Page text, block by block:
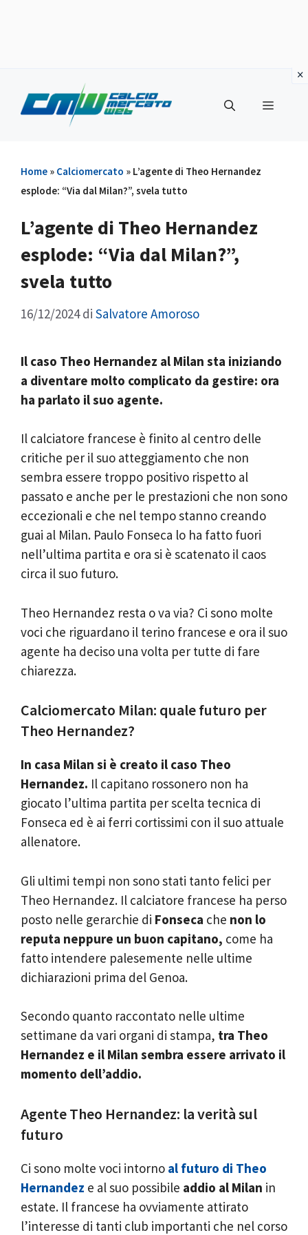
contenuto
Menu
Home » Calciomercato » L’agente di Theo Hernandez
esplode: “Via dal Milan?”, svela tutto
L’agente di Theo Hernandez
esplode: “Via dal Milan?”,
svela tutto
16/12/2024 di Salvatore Amoroso
Il caso Theo Hernandez al Milan sta iniziando
a diventare molto complicato da gestire: ora
ha parlato il suo agente.
Il calciatore francese è finito al centro delle
critiche per il suo atteggiamento che non
sembra essere troppo positivo rispetto al
passato e anche per le prestazioni che non sono
eccezionali e che nel tempo stanno creando
guai al Milan. Paulo Fonseca lo ha fatto fuori
nell’ultima partita e ora si è scatenato il caos
circa il suo futuro.
Theo Hernandez resta o va via? Ci sono molte
voci che riguardano il terino francese e ora il suo
agente ha deciso una volta per tutte di fare
chiarezza.
Calciomercato Milan: quale futuro per
Theo Hernandez?
In casa Milan si è creato il caso Theo
Hernandez. Il capitano rossonero non ha
giocato l’ultima partita per scelta tecnica di
Fonseca ed è ai ferri cortissimi con il suo attuale
allenatore.
Gli ultimi tempi non sono stati tanto felici per
Theo Hernandez. Il calciatore francese ha perso
posto nelle gerarchie di Fonseca che non lo
reputa neppure un buon capitano, come ha
fatto intendere palesemente nelle ultime
dichiarazioni prima del Genoa.
Secondo quanto raccontato nelle ultime
settimane da vari organi di stampa, tra Theo
Hernandez e il Milan sembra essere arrivato il
momento dell’addio.
Agente Theo Hernandez: la verità sul
futuro
Ci sono molte voci intorno al futuro di Theo
Hernandez e al suo possibile addio al Milan in
estate. Il francese ha ovviamente attirato
l’interesse di tanti club importanti che nel corso